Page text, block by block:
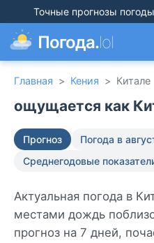
Точные прогнозы погоды
Погода.lol
Главная > Кения > Китале
ощущается как
Прогноз Погода в
Среднегодовые
Актуальная погода в
местами дождь
прогноз на 7 дней,